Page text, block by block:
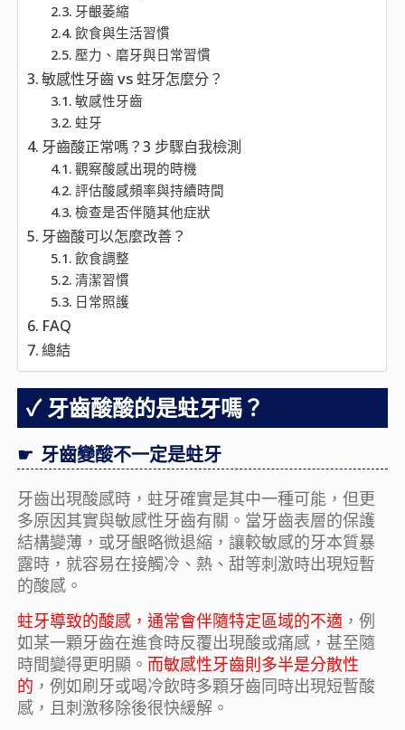
牙齦萎縮
飲食與生活習慣
壓力、磨牙與日常習慣
敏感性牙齒 vs 蛀牙怎麼分？
敏感性牙齒
蛀牙
牙齒酸正常嗎？3 步驟自我檢測
觀察酸感出現的時機
評估酸感頻率與持續時間
檢查是否伴隨其他症狀
牙齒酸可以怎麼改善？
飲食調整
清潔習慣
日常照護
FAQ
總結
牙齒酸酸的是蛀牙嗎？
牙齒變酸不一定是蛀牙
牙齒出現酸感時，蛀牙確實是其中一種可能，但更
多原因其實與敏感性牙齒有關。當牙齒表層的保護
結構變薄，或牙齦略微退縮，讓較敏感的牙本質暴
露時，就容易在接觸冷、熱、甜等刺激時出現短暫
的酸感。
蛀牙導致的酸感，通常會伴隨特定區域的不適 ，例
如某一顆牙齒在進食時反覆出現酸或痛感，甚至隨
時間變得更明顯。 而敏感性牙齒則多半是分散性
的 ，例如刷牙或喝冷飲時多顆牙齒同時出現短暫酸
感，且刺激移除後很快緩解。